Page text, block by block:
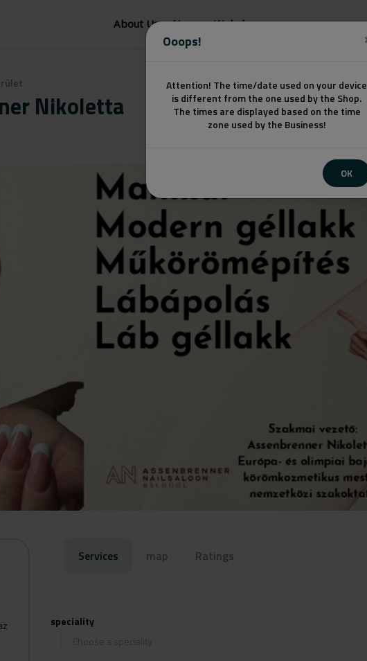
Ooops!
Attention! The time/date used on your device
is different from the one used by the Shop.
The times are displayed based on the time
zone used by the Business!
OK
About Us News Webshop
Nikoletta
Services map Ratings
speciality